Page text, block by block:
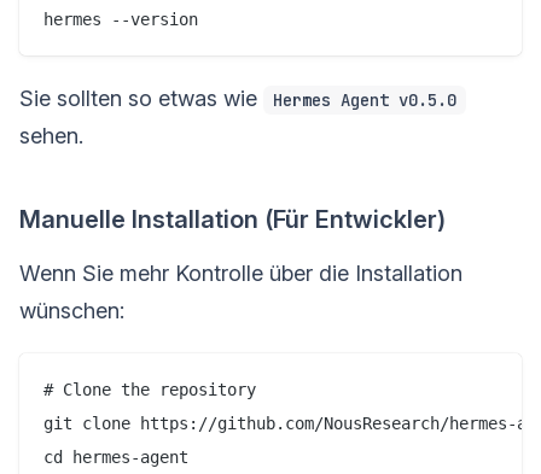
hermes --version
Sie sollten so etwas wie Hermes Agent v0.5.0
sehen.
Manuelle Installation (Für Entwickler)
Wenn Sie mehr Kontrolle über die Installation
wünschen:
# Clone the repository
git clone https://github.com/NousResearch/hermes-
cd hermes-agent